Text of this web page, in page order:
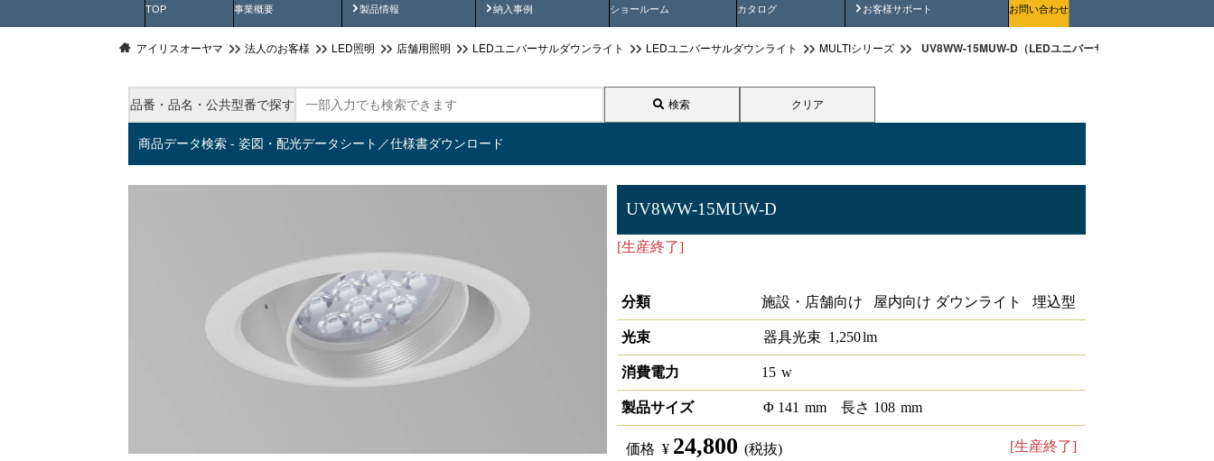
TOP 事業概要 製品情報
製品動画 納入事例
納入事例動画 ショールーム カタログ お客様サポート
安全にご使用いただくためにお問い合わせ
アイリスオーヤマ 法人のお客様 LED照明 店舗用照明 LEDユニバーサルダウンライト LEDユニバーサルダウンライト MULTIシリーズ UV8WW-15MUW-D（LEDユニバーサルダウンライト埋込
品番・品名・公共型番で探す 検索 クリア
商品データ検索 - 姿図・配光データシート／仕様書ダウンロード
UV8WW-15MUW-D
[生産終了]
分類
施設・店舗向け 屋内向け ダウンライト 埋込型
光束 器具光束 1,250lm
消費電力 15 w
製品サイズ Φ 141 mm 長さ 108 mm
価格 ¥ 24,800 (税抜) [生産終了]